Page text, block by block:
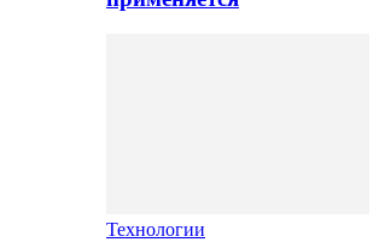
Технологии